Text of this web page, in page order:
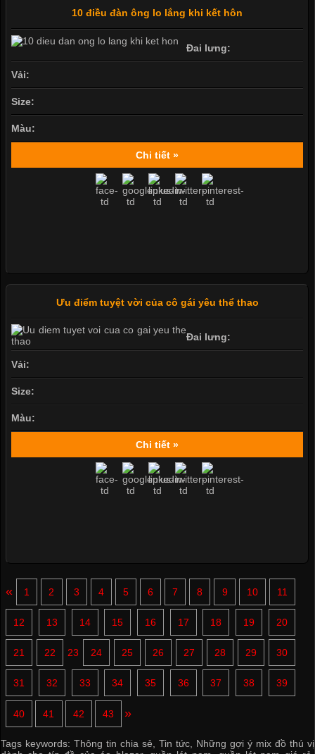
10 điều đàn ông lo lắng khi kết hôn
Đai lưng:
Vải:
Size:
Màu:
Chi tiết »
Ưu điểm tuyệt vời của cô gái yêu thể thao
Đai lưng:
Vải:
Size:
Màu:
Chi tiết »
« 1 2 3 4 5 6 7 8 9 10 11
12 13 14 15 16 17 18 19 20
21 22 23 24 25 26 27 28 29 30
31 32 33 34 35 36 37 38 39
40 41 42 43 »
Tags keywords: Thông tin chia sẻ Tin tức
Những gợi ý mix đồ thú vị